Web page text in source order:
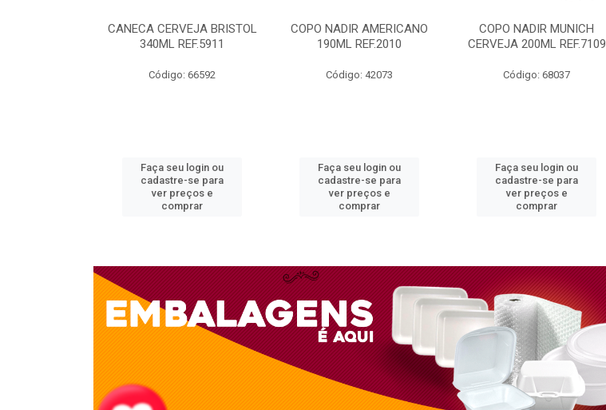
CANECA CERVEJA BRISTOL
340ML REF.5911
Código: 66592
Faça seu login ou
cadastre-se para
ver preços e
comprar
COPO NADIR AMERICANO
190ML REF.2010
Código: 42073
Faça seu login ou
cadastre-se para
ver preços e
comprar
COPO NADIR MUNICH
CERVEJA 200ML REF.7109
Código: 68037
Faça seu login ou
cadastre-se para
ver preços e
comprar